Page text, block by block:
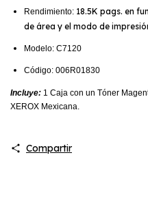
Rendimiento: 18.5K pags. en
de área y el modo de
Modelo: C7120
Código: 006R01830
Incluye: 1 Caja con un Tóner
XEROX Mexicana.
Compartir